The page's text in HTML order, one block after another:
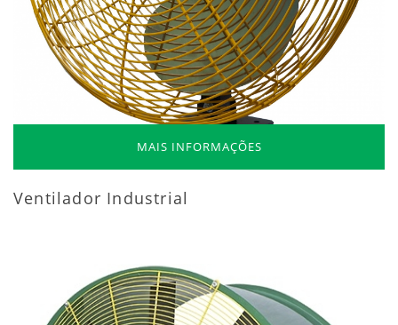
MAIS INFORMAÇÕES
Ventilador Industrial